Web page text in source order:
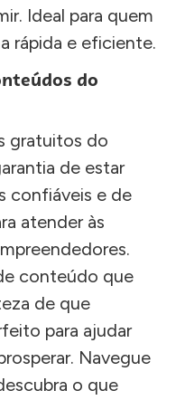
Ideal para quem
rápida e eficiente.
do
gratuitos do
de estar
confiáveis e de
atender às
conteúdo que
de que
para ajudar
Navegue
o que